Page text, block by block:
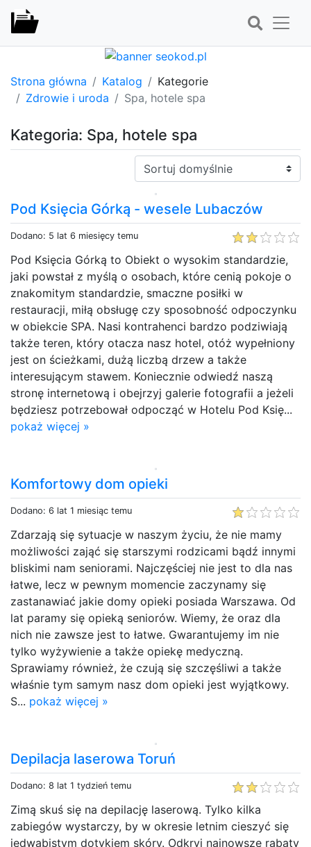
Strona główna Katalog
Kategorie
Zdrowie i uroda
Spa, hotele spa
Kategoria: Spa, hotele spa
Sortuj:
Pod Księcia Górką - wesele Lubaczów
Dodano: 5 lat 6 miesięcy temu
Pod Księcia Górką to Obiekt o wysokim standardzie,
jaki powstał z myślą o osobach, które cenią pokoje o
znakomitym standardzie, smaczne posiłki w
restauracji, miłą obsługę czy sposobność odpoczynku
w obiekcie SPA. Nasi kontrahenci bardzo podziwiają
także teren, który otacza nasz hotel, otóż wypełniony
jest on ścieżkami, dużą liczbą drzew a także
interesującym stawem. Koniecznie odwiedź naszą
stronę internetową i obejrzyj galerie fotografii a jeżeli
będziesz potrzebował odpocząć w Hotelu Pod Księ...
pokaż więcej »
Komfortowy dom opieki
Dodano: 6 lat 1 miesiąc temu
Zdarzają się sytuacje w naszym życiu, że nie mamy
możliwości zająć się starszymi rodzicami bądź innymi
bliskimi nam seniorami. Najczęściej nie jest to dla nas
łatwe, lecz w pewnym momencie zaczynamy się
zastanawiać jakie domy opieki posiada Warszawa. Od
lat paramy się opieką seniorów. Wiemy, że oraz dla
nich nie zawsze jest to łatwe. Gwarantujemy im nie
tylko wyżywienie a także opiekę medyczną.
Sprawiamy również, że czują się szczęśliwi a także
właśnie tym samym nasz dom opieki jest wyjątkowy.
S... pokaż więcej »
Depilacja laserowa Toruń
Dodano: 8 lat 1 tydzień temu
Zimą skuś się na depilację laserową. Tylko kilka
zabiegów wystarczy, by w okresie letnim cieszyć się
jedwabistym dotykiem skóry. Odkryj najnowsze rabaty